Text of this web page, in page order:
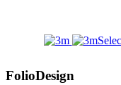
FolioDesign